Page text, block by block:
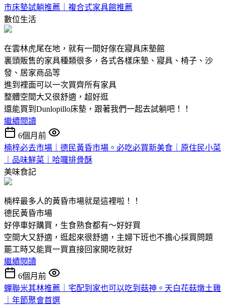
市床墊試躺推薦｜複合式家具館推薦
數位生活
在雲林虎尾在地，就有一間好傢在寢具床墊館
裏頭販售的家具種類很多，各式各樣床墊、寢具、椅子、沙
發、居家商品等
進到裡面可以一次買齊所有家具
整體空間大又很舒適，超好逛
還能買到Dunlopillo床墊，跟著我們一起去試躺吧！！
繼續閱讀
6個月前
楠梓必去市場｜德民黃昏市場。必吃必買新美食｜原住民小菜
｜品味鮮菜｜哈囉排骨酥
美味食記
楠梓最多人的黃昏市場就是這裡啦！！
德民黃昏市場
好停車好購買，生食熟食都有～好好買
空間大又舒適，逛起來很舒適，主婦下班也不擔心採買問題
罷工時又能買一買直接回家開吃就好
繼續閱讀
6個月前
蟬聯米其林推薦｜宅配到家也可以吃到菇神。天白花菇燉土雞
｜年節聚會首選